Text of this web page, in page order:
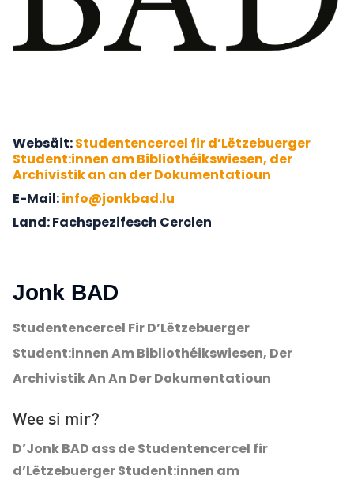
Websäit Studentencercel fir d’Lëtzebuerger
Student:innen am Bibliothéikswiesen, der
Archivistik an an der Dokumentatioun
E-Mail info@jonkbad.lu
Land Fachspezifesch Cerclen
Jonk BAD
Studentencercel Fir D’Lëtzebuerger
Student:innen Am Bibliothéikswiesen, Der
Archivistik An An Der Dokumentatioun
Wee si mir?
D’Jonk BAD ass de Studentencercel fir
d’Lëtzebuerger Student:innen am